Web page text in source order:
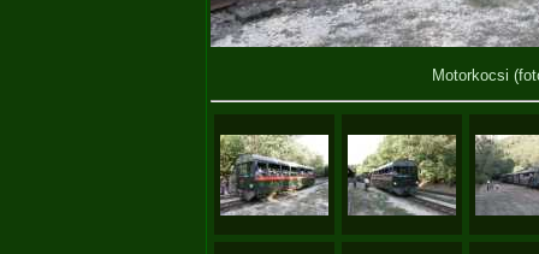
Motorkocsi